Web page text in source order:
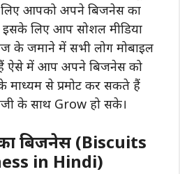
लिए आपको अपने बिजनेस का
इसके लिए आप सोशल मीडिया
के जमाने में सभी लोग मोबाइल
ऐसे में आप अपने बिजनेस को
माध्यम से प्रमोट कर सकते हैं
के साथ Grow हो सके।
बिजनेस (Biscuits
in Hindi)